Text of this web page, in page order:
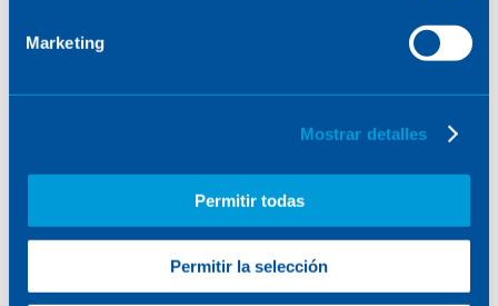
Marketing
Mostrar detalles
Permitir todas
Permitir la selección